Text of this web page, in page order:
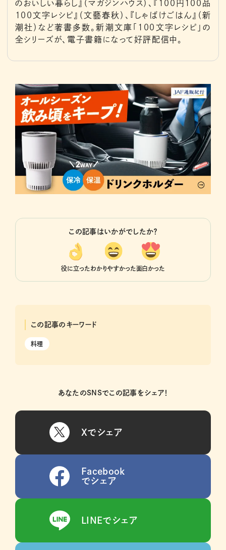
のおいしい暮らし』（マガジンハウス）、『100円100品
100文字レシピ』（文藝春秋）、『しゃばけごはん』（新
潮社）など著書多数。新潮文庫「100文字レシピ」の
全シリーズが、電子書籍になって好評配信中。
この記事はいかがでしたか？
役に立ったわかりやすかった面白かった
この記事のキーワード
料理
あなたのSNSでこの記事をシェア！
Xでシェア
Facebook
でシェア
LINEでシェア